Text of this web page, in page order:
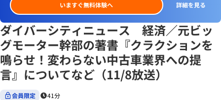
いますぐ無料体験へ
詳細を見る
ダイバーシティニュース 経済／元ビッ
グモーター幹部の著書『クラクションを
鳴らせ！変わらない中古車業界への提
言』についてなど（11/8放送）
会員限定 41分